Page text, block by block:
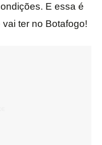
E essa é
ter no Botafogo!